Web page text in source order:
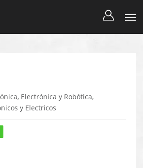
, Electrónica y Robótica,
y Electricos